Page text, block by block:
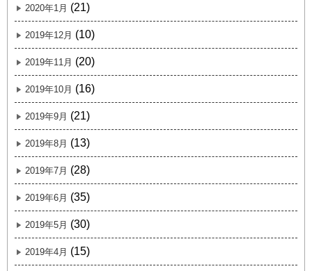
2020年1月 (21)
2019年12月 (10)
2019年11月 (20)
2019年10月 (16)
2019年9月 (21)
2019年8月 (13)
2019年7月 (28)
2019年6月 (35)
2019年5月 (30)
2019年4月 (15)